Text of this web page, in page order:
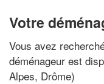
Votre
Vous avez
déménageur est
Alpes, Drôme)